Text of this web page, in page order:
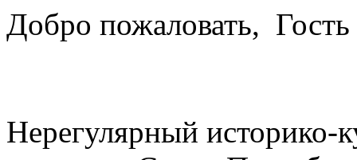
Добро пожаловать, Гость
Нерегулярный историко-